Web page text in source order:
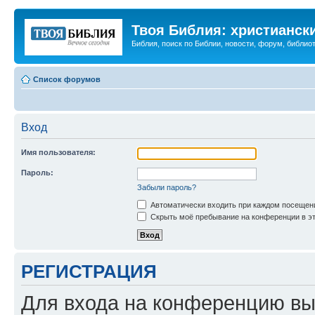
Твоя Библия:
Библия, поиск по Библии, новости, форум,
Список форумов
Вход
Имя пользователя:
Пароль:
Забыли пароль?
Автоматически входить при каждом
Скрыть моё пребывание на конференции в
РЕГИСТРАЦИЯ
Для входа на конференцию